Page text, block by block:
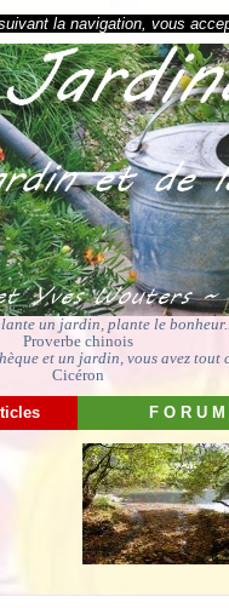
la navigation, vous
un jardin, plante le
Proverbe chinois
et un jardin, vous avez tout
Cicéron
F O R U M